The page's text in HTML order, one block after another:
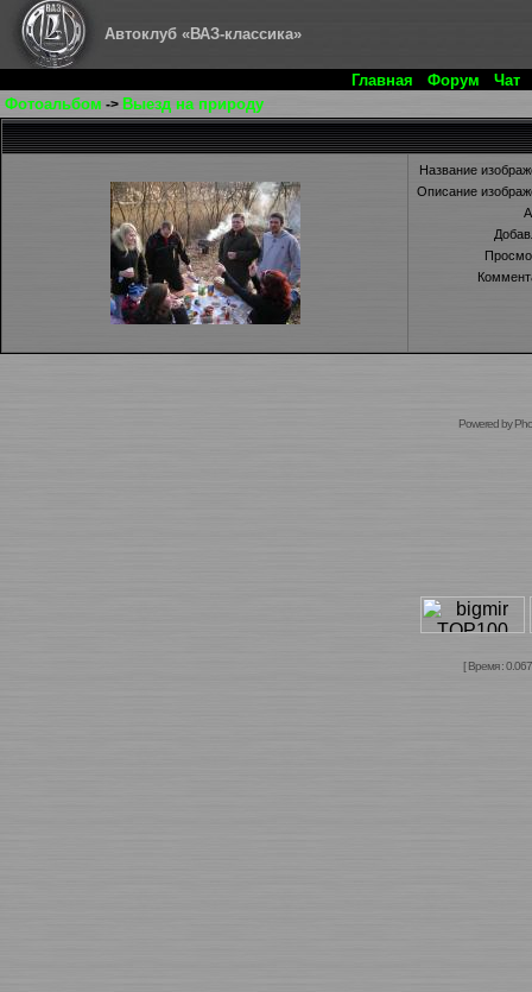
Автоклуб «ВАЗ-классика»
Главная Форум
Чат
Фотоальбом -> Выезд на природу
Название
Описание
Powered by
[ Время :